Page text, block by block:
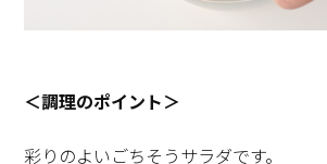
＜調理のポイント＞
彩りのよいごちそうサラダです。